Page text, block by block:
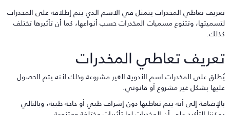
تعاطي المخدرات يتمثل في الاسم الذي يتم إطلاقه على المخدرات
وتتنوع مسميات المخدرات حسب أنواعها، كما أن تأثيرها تختلف
تعاطي المخدرات
على المخدرات اسم الأدوية الغير مشروعة وذلك لأنه يتم الحصول
بشكل غير مشروع أو قانوني.
إلى أنه يتم تعاطيها دون إشراف طبي أو حاجة طبية، وبالتالي